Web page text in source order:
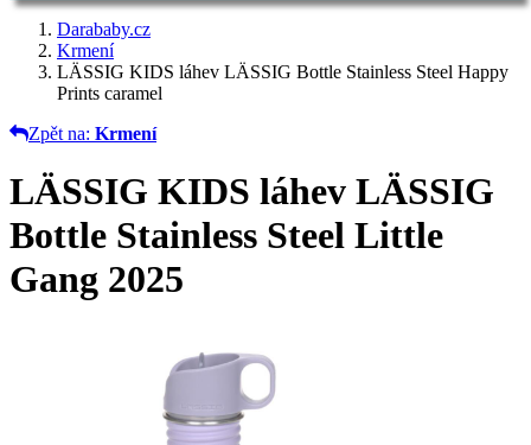
Darababy.cz
Krmení
LÄSSIG KIDS láhev LÄSSIG Bottle Stainless Steel Happy
Prints caramel
Zpět na: Krmení
LÄSSIG KIDS láhev LÄSSIG
Bottle Stainless Steel Little
Gang 2025